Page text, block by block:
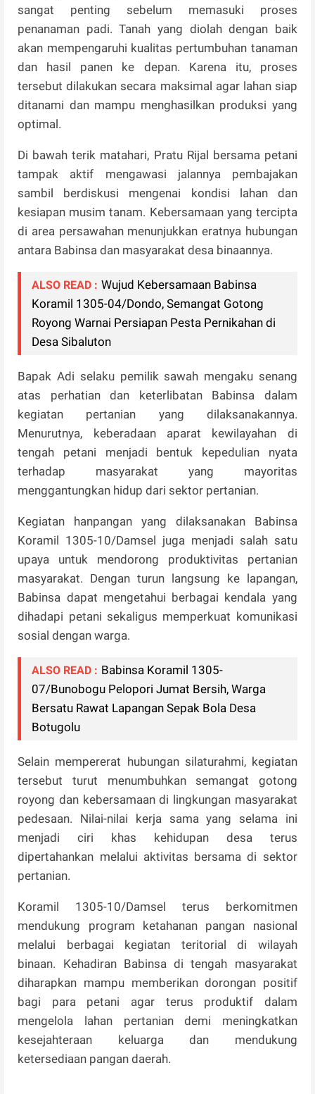
sangat penting sebelum memasuki proses
penanaman padi. Tanah yang diolah dengan baik
akan mempengaruhi kualitas pertumbuhan tanaman
dan hasil panen ke depan. Karena itu, proses
tersebut dilakukan secara maksimal agar lahan siap
ditanami dan mampu menghasilkan produksi yang
optimal.
Di bawah terik matahari, Pratu Rijal bersama petani
tampak aktif mengawasi jalannya pembajakan
sambil berdiskusi mengenai kondisi lahan dan
kesiapan musim tanam. Kebersamaan yang tercipta
di area persawahan menunjukkan eratnya hubungan
antara Babinsa dan masyarakat desa binaannya.
ALSO READ : Wujud Kebersamaan Babinsa
Koramil 1305-04/Dondo, Semangat Gotong
Royong Warnai Persiapan Pesta Pernikahan di
Desa Sibaluton
Bapak Adi selaku pemilik sawah mengaku senang
atas perhatian dan keterlibatan Babinsa dalam
kegiatan pertanian yang dilaksanakannya.
Menurutnya, keberadaan aparat kewilayahan di
tengah petani menjadi bentuk kepedulian nyata
terhadap masyarakat yang mayoritas
menggantungkan hidup dari sektor pertanian.
Kegiatan hanpangan yang dilaksanakan Babinsa
Koramil 1305-10/Damsel juga menjadi salah satu
upaya untuk mendorong produktivitas pertanian
masyarakat. Dengan turun langsung ke lapangan,
Babinsa dapat mengetahui berbagai kendala yang
dihadapi petani sekaligus memperkuat komunikasi
sosial dengan warga.
ALSO READ : Babinsa Koramil 1305-
07/Bunobogu Pelopori Jumat Bersih, Warga
Bersatu Rawat Lapangan Sepak Bola Desa
Botugolu
Selain mempererat hubungan silaturahmi, kegiatan
tersebut turut menumbuhkan semangat gotong
royong dan kebersamaan di lingkungan masyarakat
pedesaan. Nilai-nilai kerja sama yang selama ini
menjadi ciri khas kehidupan desa terus
dipertahankan melalui aktivitas bersama di sektor
pertanian.
Koramil 1305-10/Damsel terus berkomitmen
mendukung program ketahanan pangan nasional
melalui berbagai kegiatan teritorial di wilayah
binaan. Kehadiran Babinsa di tengah masyarakat
diharapkan mampu memberikan dorongan positif
bagi para petani agar terus produktif dalam
mengelola lahan pertanian demi meningkatkan
kesejahteraan keluarga dan mendukung
ketersediaan pangan daerah.